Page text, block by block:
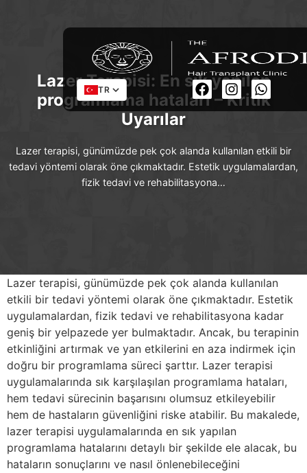
TR
Lazer Terapisi: En sık yapılan
programlama hataları – Kritik
Uyarılar
Lazer terapisi, günümüzde pek çok alanda kullanılan etkili bir
tedavi yöntemi olarak öne çıkmaktadır. Estetik uygulamalardan,
fizik tedavi ve rehabilitasyona…
Lazer terapisi, günümüzde pek çok alanda kullanılan
etkili bir tedavi yöntemi olarak öne çıkmaktadır. Estetik
uygulamalardan, fizik tedavi ve rehabilitasyona kadar
geniş bir yelpazede yer bulmaktadır. Ancak, bu terapinin
etkinliğini artırmak ve yan etkilerini en aza indirmek için
doğru bir programlama süreci şarttır. Lazer terapisi
uygulamalarında sık karşılaşılan programlama hataları,
hem tedavi sürecinin başarısını olumsuz etkileyebilir
hem de hastaların güvenliğini riske atabilir. Bu makalede,
lazer terapisi uygulamalarında en sık yapılan
programlama hatalarını detaylı bir şekilde ele alacak, bu
hataların sonuçlarını ve nasıl önlenebileceğini